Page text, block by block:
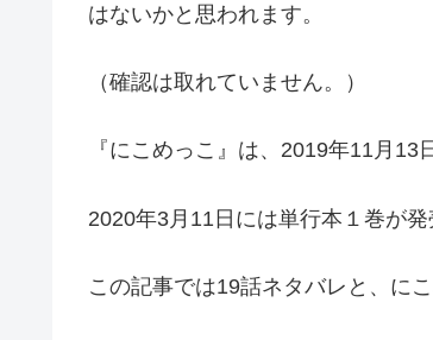
はないかと思われます。
（確認は取れていません。）
『にこめっこ』は、2019年11月13
2020年3月11日には単行本１巻が発
この記事では19話ネタバレと、に